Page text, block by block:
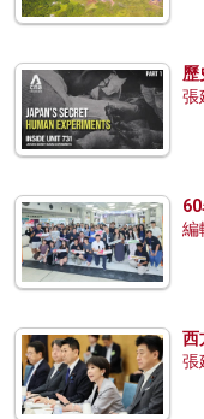
歷
張
編
西
張